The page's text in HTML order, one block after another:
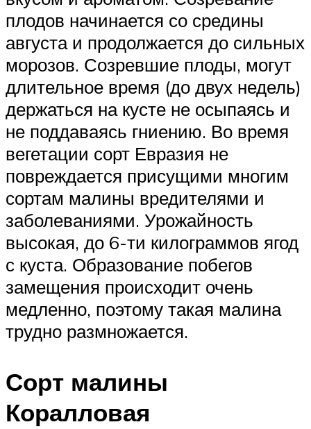
плодов начинается со средины
августа и продолжается до сильных
морозов. Созревшие плоды, могут
длительное время (до двух недель)
держаться на кусте не осыпаясь и
не поддаваясь гниению. Во время
вегетации сорт Евразия не
повреждается присущими многим
сортам малины вредителями и
заболеваниями. Урожайность
высокая, до 6-ти килограммов ягод
с куста. Образование побегов
замещения происходит очень
медленно, поэтому такая малина
трудно размножается.
Сорт малины
Коралловая